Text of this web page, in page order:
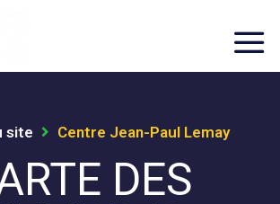
site Centre Jean-Paul Lemay
DES